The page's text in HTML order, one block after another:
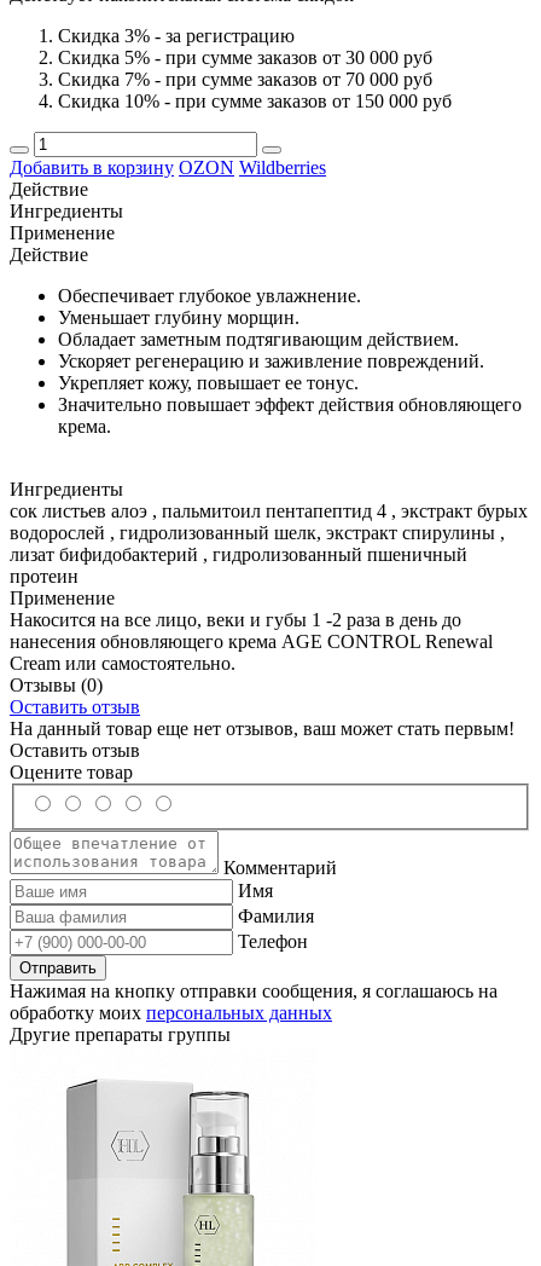
Скидка 3% - за регистрацию
Скидка 5% - при сумме заказов от 30 000 руб
Скидка 7% - при сумме заказов от 70 000 руб
Скидка 10% - при сумме заказов от 150 000 руб
Добавить в корзину OZON Wildberries
Действие
Ингредиенты
Применение
Действие
Обеспечивает глубокое увлажнение.
Уменьшает глубину морщин.
Обладает заметным подтягивающим действием.
Ускоряет регенерацию и заживление повреждений.
Укрепляет кожу, повышает ее тонус.
Значительно повышает эффект действия обновляющего
крема.
Ингредиенты
сок листьев алоэ , пальмитоил пентапептид 4 , экстракт бурых
водорослей , гидролизованный шелк, экстракт спирулины ,
лизат бифидобактерий , гидролизованный пшеничный
протеин
Применение
Накосится на все лицо, веки и губы 1 -2 раза в день до
нанесения обновляющего крема AGE CONTROL Renewal
Cream или самостоятельно.
Отзывы (0)
Оставить отзыв
На данный товар еще нет отзывов, ваш может стать первым!
Оставить отзыв
Оцените товар
Комментарий
Имя
Фамилия
Телефон
Нажимая на кнопку отправки сообщения, я соглашаюсь на
обработку моих персональных данных
Другие препараты группы